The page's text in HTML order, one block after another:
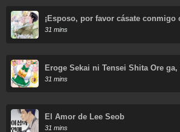
¡Esposo, por favor cásate conmigo
31 mins
Eroge Sekai ni Tensei Shita Ore
Ai de Netorare Heroine wo
31 mins
El Amor de Lee Seob
31 mins